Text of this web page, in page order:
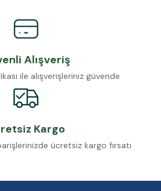
Alışveriş
ile alışverişleriniz güvende
Kargo
ücretsiz kargo fırsatı